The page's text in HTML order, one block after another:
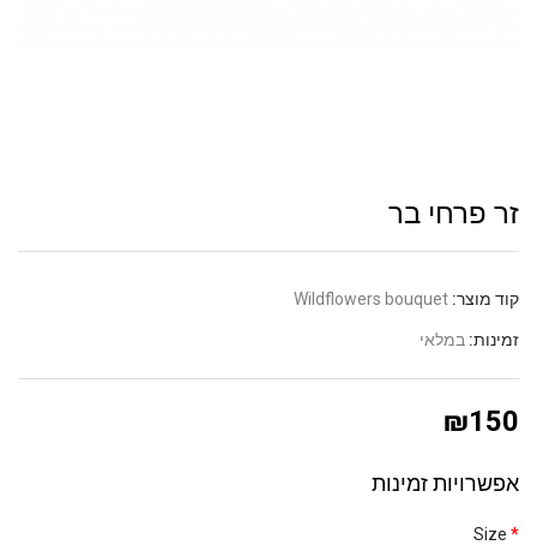
פרחי בר
מוצר:Wildflowers bouquet
במלאי
זמינות